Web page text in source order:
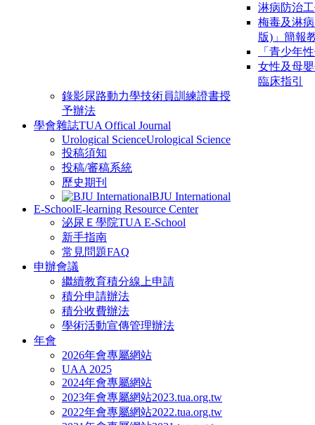
淋病防治
梅毒及淋
版)」簡報
「青少年
女性及母
臨床指引
錄影尿路動力學技術員訓練證書授
予辦法
學會雜誌TUA Offical Journal
Urological ScienceUrological Science
投稿須知
投稿/審稿系統
歷史期刊
BJU International
E-SchoolE-learning Resource Center
泌尿Ｅ學院TUA E-School
新手指南
常見問題FAQ
申辦會議
繼續教育積分線上申請
積分申請辦法
積分收費辦法
學術活動宣傳管理辦法
年會
2026年會專屬網站
UAA 2025
2024年會專屬網站
2023年會專屬網站2023.tua.org.tw
2022年會專屬網站2022.tua.org.tw